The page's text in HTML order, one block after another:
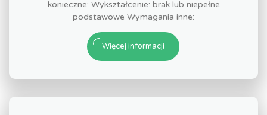
konieczne: Wykształcenie: brak lub niepełne
podstawowe Wymagania inne:
Więcej informacji